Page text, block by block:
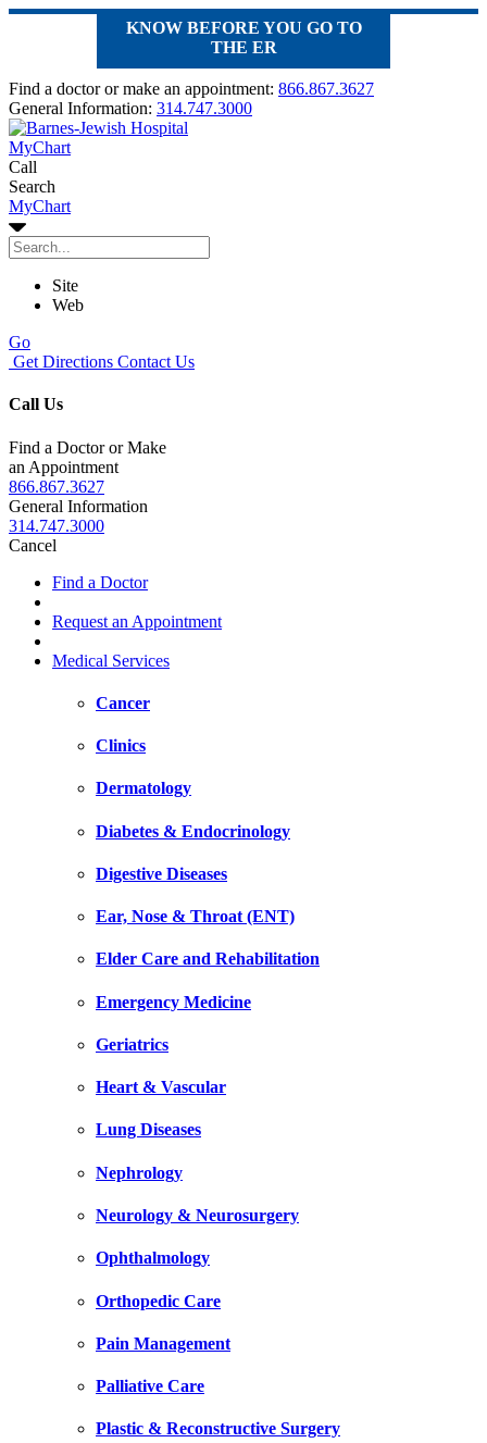
KNOW BEFORE YOU GO TO
THE ER
Find a doctor or make an appointment: 866.867.3627
General Information: 314.747.3000
MyChart
Call
Search
MyChart
Site
Web
Go
Get Directions Contact Us
Call Us
Find a Doctor or Make
an Appointment
866.867.3627
General Information
314.747.3000
Cancel
Find a Doctor
Request an Appointment
Medical Services
Cancer
Clinics
Dermatology
Diabetes & Endocrinology
Digestive Diseases
Ear, Nose & Throat (ENT)
Elder Care and Rehabilitation
Emergency Medicine
Geriatrics
Heart & Vascular
Lung Diseases
Nephrology
Neurology & Neurosurgery
Ophthalmology
Orthopedic Care
Pain Management
Palliative Care
Plastic & Reconstructive Surgery